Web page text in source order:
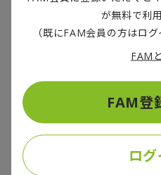
さくなっていることは注目
ことが起こっているのでし
の増加が主に再生可能エネ
らされているからだと考え
能エネルギーへの投資が
不足がより深刻になり、価
す。
が無料で利
（既にFAM会員の方はロ
FAM
FAM登
ロ